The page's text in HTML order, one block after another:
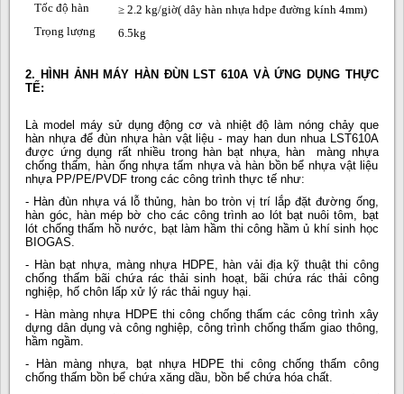
Tốc độ hàn
Trọng lượng
≥ 2.2 kg/giờ( dây hàn nhựa hdpe đường kính 4mm)
6.5kg
2. HÌNH ẢNH MÁY HÀN ĐÙN LST 610A VÀ ỨNG DỤNG THỰC
TẾ:
Là model máy sử dụng động cơ và nhiệt độ làm nóng chảy que
hàn nhựa để đùn nhựa hàn vật liệu - may han dun nhua LST610A
được ứng dụng rất nhiều trong hàn bạt nhựa, hàn màng nhựa
chống thấm, hàn ống nhựa tấm nhựa và hàn bồn bể nhựa vật liệu
nhựa PP/PE/PVDF trong các công trình thực tế như:
- Hàn đùn nhựa vá lỗ thủng, hàn bo tròn vị trí lắp đặt đường ống,
hàn góc, hàn mép bờ cho các công trình ao lót bạt nuôi tôm, bạt
lót chống thấm hồ nước, bạt làm hầm thi công hầm ủ khí sinh học
BIOGAS.
- Hàn bạt nhựa, màng nhựa HDPE, hàn vải địa kỹ thuật thi công
chống thấm bãi chứa rác thải sinh hoạt, bãi chứa rác thải công
nghiệp, hố chôn lấp xử lý rác thải nguy hại.
- Hàn màng nhựa HDPE thi công chống thấm các công trình xây
dựng dân dụng và công nghiệp, công trình chống thấm giao thông,
hầm ngầm.
- Hàn màng nhựa, bạt nhựa HDPE thi công chống thấm công
chống thấm bồn bể chứa xăng dầu, bồn bể chứa hóa chất.